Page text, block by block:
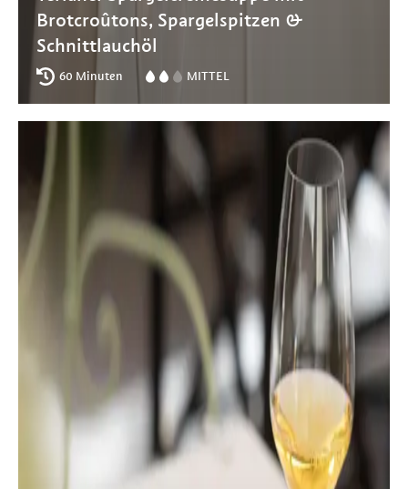
Brotcroûtons, Spargelspitzen &
Schnittlauchöl
60 Minuten MITTEL